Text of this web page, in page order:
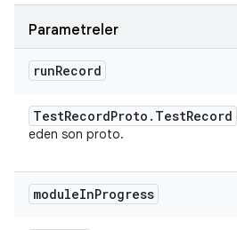
Parametreler
runRecord
TestRecordProto . TestRecord
eden son proto.
moduleInProgress